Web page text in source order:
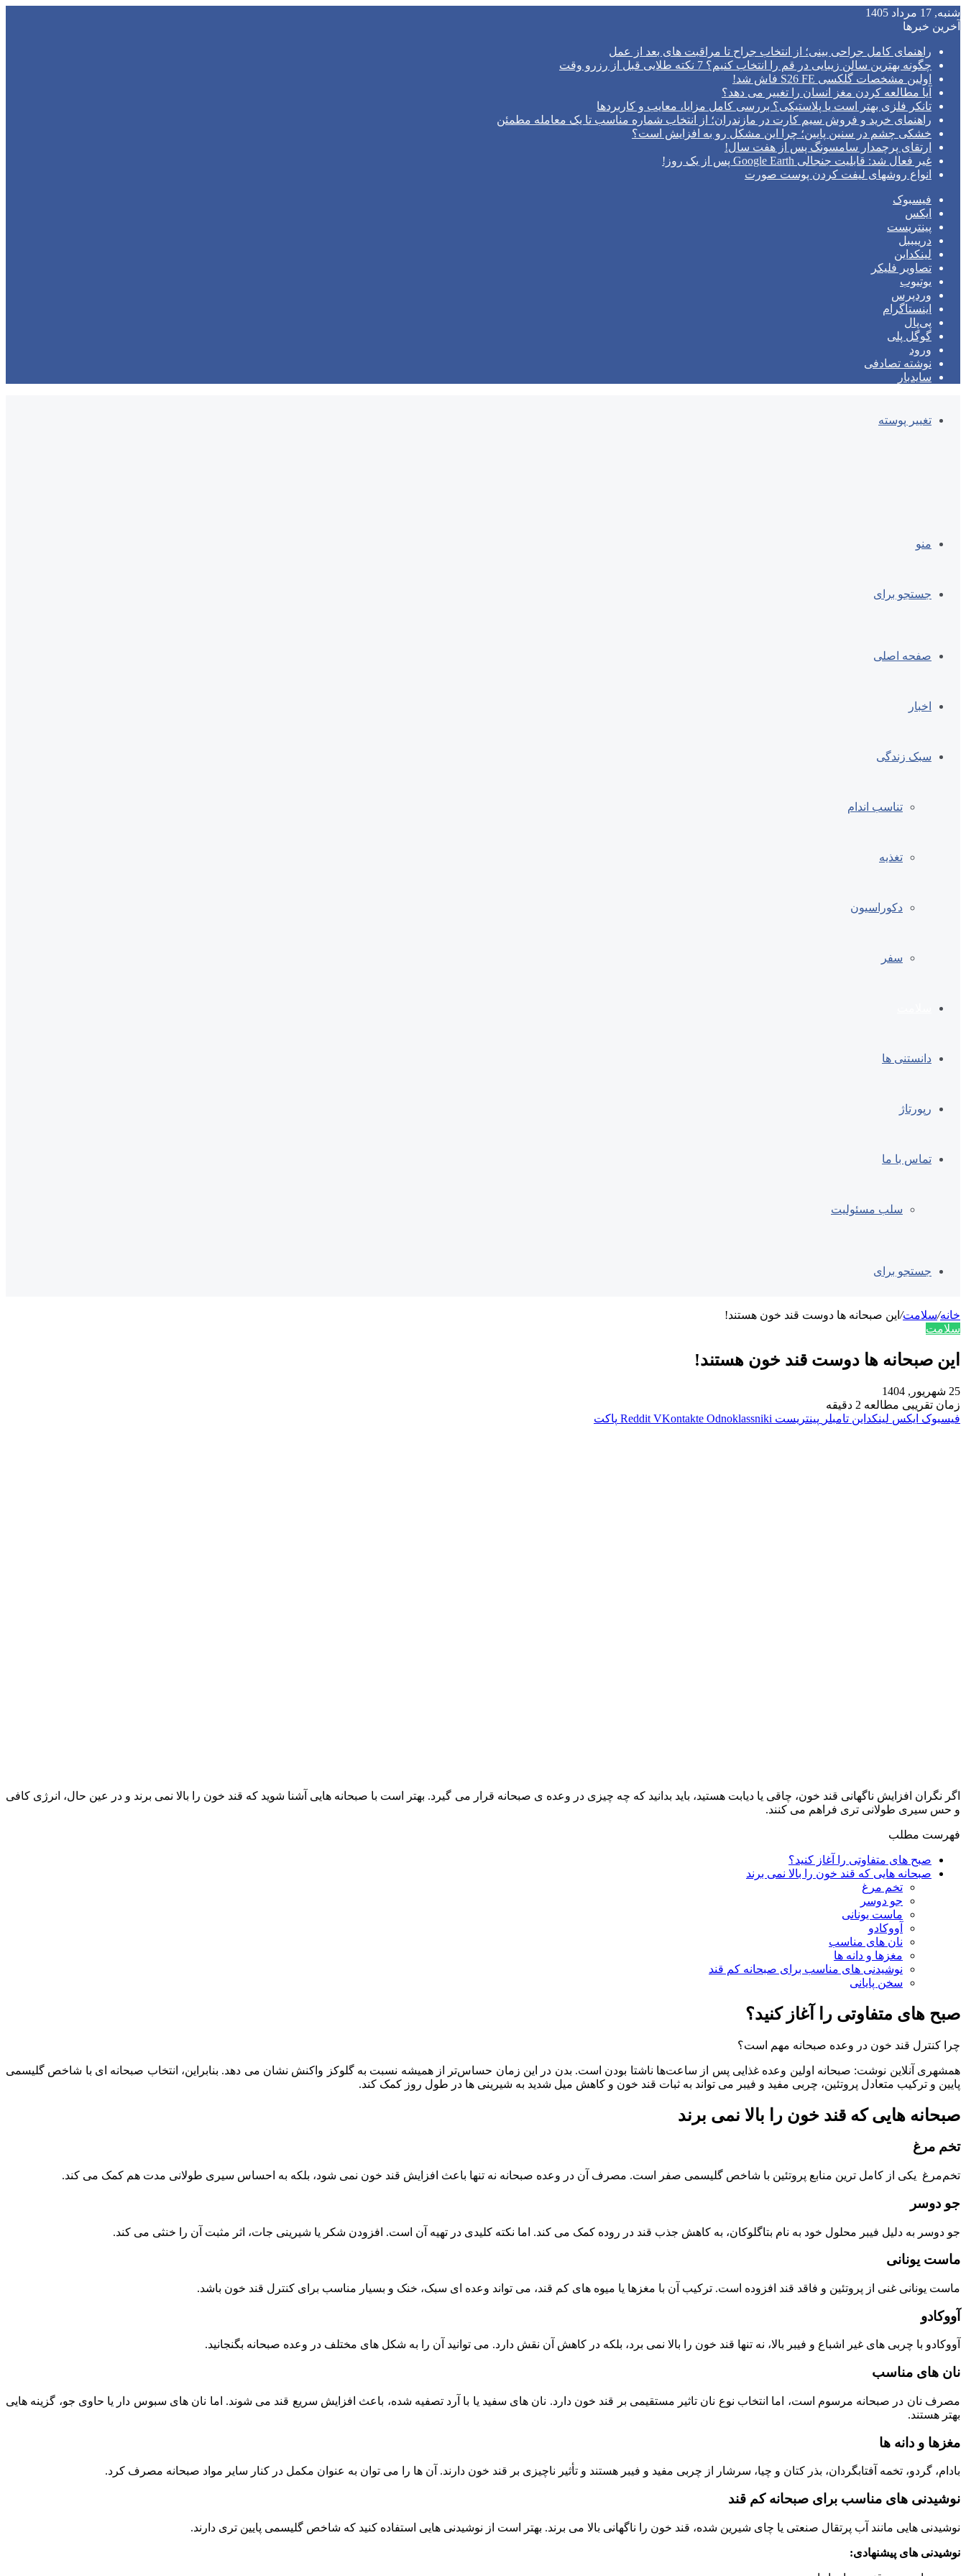
شنبه, 17 مرداد 1405
آخرین خبرها
راهنمای کامل جراحی بینی؛ از انتخاب جراح تا مراقبت های بعد از عمل
چگونه بهترین سالن زیبایی در قم را انتخاب کنیم؟ 7 نکته طلایی قبل از رزرو وقت
اولین مشخصات گلکسی S26 FE فاش شد!
آیا مطالعه کردن مغز انسان را تغییر می‌ دهد؟
تانکر فلزی بهتر است یا پلاستیکی؟ بررسی کامل مزایا، معایب و کاربردها
راهنمای خرید و فروش سیم کارت در مازندران؛ از انتخاب شماره مناسب تا یک معامله مطمئن
خشکی چشم در سنین پایین؛ چرا این مشکل رو به افزایش است؟
ارتقای پرچمدار سامسونگ پس از هفت سال!
غیر فعال شد: قابلیت جنجالی Google Earth پس از یک روز!
انواع روشهای لیفت کردن پوست صورت
فیسبوک
ایکس
پینتریست
دریبببل
لینکداین
تصاویر فلیکر
یوتیوب
وردپرس
اینستاگرام
پی‌پال
گوگل پلی
ورود
نوشته تصادفی
سایدبار
تغییر پوسته
منو
جستجو برای
صفحه اصلی
اخبار
سبک زندگی
تناسب اندام
تغذیه
دکوراسیون
سفر
دانستنی ها
رپورتاژ
تماس با ما
سلب مسئولیت
جستجو برای
خانه/سلامت/ این صبحانه‌ ها دوست قند خون هستند!
سلامت
این صبحانه‌ ها دوست قند خون هستند!
25 شهریور, 1404
زمان تقریبی مطالعه 2 دقیقه
فیسبوک ایکس لینکداین تامبلر پینتریست Reddit VKontakte Odnoklassniki پاکت
اگر نگران افزایش ناگهانی قند خون، چاقی یا دیابت هستید، باید بدانید که چه چیزی در وعده‌ ی صبحانه قرار می‌ گیرد. بهتر است با صبحانه‌ هایی آشنا شوید که قند خون را بالا نمی‌ برند و در عین حال، انرژی کافی
و حس سیری طولانی‌ تری فراهم می‌ کنند.
فهرست مطلب
صبح‌ های متفاوتی را آغاز کنید؟
صبحانه‌ هایی که قند خون را بالا نمی‌ برند
تخم‌ مرغ
جو دوسر
ماست یونانی
آووکادو
نان‌ های مناسب
مغزها و دانه‌ ها
نوشیدنی‌ های مناسب برای صبحانه کم‌ قند
سخن پایانی
صبح‌ های متفاوتی را آغاز کنید؟
چرا کنترل قند خون در وعده صبحانه مهم است؟
همشهری آنلاین نوشت: صبحانه اولین وعده غذایی پس از ساعت‌ها ناشتا بودن است. بدن در این زمان حساس‌تر از همیشه نسبت به گلوکز واکنش نشان می‌ دهد. بنابراین، انتخاب صبحانه ای با شاخص گلیسمی
پایین و ترکیب متعادل پروتئین، چربی مفید و فیبر می‌ تواند به ثبات قند خون و کاهش میل شدید به شیرینی‌ ها در طول روز کمک کند.
صبحانه‌ هایی که قند خون را بالا نمی‌ برند
تخم‌ مرغ
تخم‌مرغ یکی از کامل‌ ترین منابع پروتئین با شاخص گلیسمی صفر است. مصرف آن در وعده صبحانه نه‌ تنها باعث افزایش قند خون نمی‌ شود، بلکه به احساس سیری طولانی‌ مدت هم کمک می‌ کند.
جو دوسر
جو دوسر به دلیل فیبر محلول خود به نام بتاگلوکان، به کاهش جذب قند در روده کمک می‌ کند. اما نکته کلیدی در تهیه آن است. افزودن شکر یا شیرینی‌ جات، اثر مثبت آن را خنثی می‌ کند.
ماست یونانی
ماست یونانی غنی از پروتئین و فاقد قند افزوده است. ترکیب آن با مغزها یا میوه‌ های کم‌ قند، می‌ تواند وعده‌ ای سبک، خنک و بسیار مناسب برای کنترل قند خون باشد.
آووکادو
آووکادو با چربی‌ های غیر اشباع و فیبر بالا، نه‌ تنها قند خون را بالا نمی‌ برد، بلکه در کاهش آن نقش دارد. می‌ توانید آن را به شکل‌ های مختلف در وعده صبحانه بگنجانید.
نان‌ های مناسب
مصرف نان در صبحانه مرسوم است، اما انتخاب نوع نان تاثیر مستقیمی بر قند خون دارد. نان‌ های سفید یا با آرد تصفیه‌ شده، باعث افزایش سریع قند می‌ شوند. اما نان‌ های سبوس‌ دار یا حاوی جو، گزینه‌ هایی
بهتر هستند.
مغزها و دانه‌ ها
بادام، گردو، تخمه آفتابگردان، بذر کتان و چیا، سرشار از چربی مفید و فیبر هستند و تأثیر ناچیزی بر قند خون دارند. آن‌ ها را می‌ توان به عنوان مکمل در کنار سایر مواد صبحانه مصرف کرد.
نوشیدنی‌ های مناسب برای صبحانه کم‌ قند
نوشیدنی‌ هایی مانند آب پرتقال صنعتی یا چای شیرین‌ شده، قند خون را ناگهانی بالا می‌ برند. بهتر است از نوشیدنی‌ هایی استفاده کنید که شاخص گلیسمی پایین‌ تری دارند.
نوشیدنی‌ های پیشنهادی: